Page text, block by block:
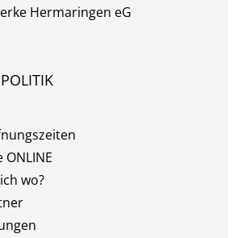
Hermaringen eG
wo?